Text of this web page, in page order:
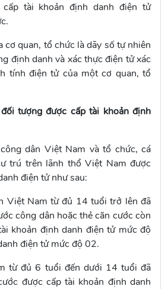
tài khoản định danh điện tử
cơ quan, tổ chức là dãy số tự nhiên
định danh và xác thực điện tử xác
tính điện tử của một cơ quan, tổ
tượng được cấp tài khoản định
dân Việt Nam và tổ chức, cá
trú trên lãnh thổ Việt Nam được
điện tử như sau:
Việt Nam từ đủ 14 tuổi trở lên đã
công dân hoặc thẻ căn cước còn
khoản định danh điện tử mức độ
điện tử mức độ 02.
từ đủ 6 tuổi đến dưới 14 tuổi đã
được cấp tài khoản định danh